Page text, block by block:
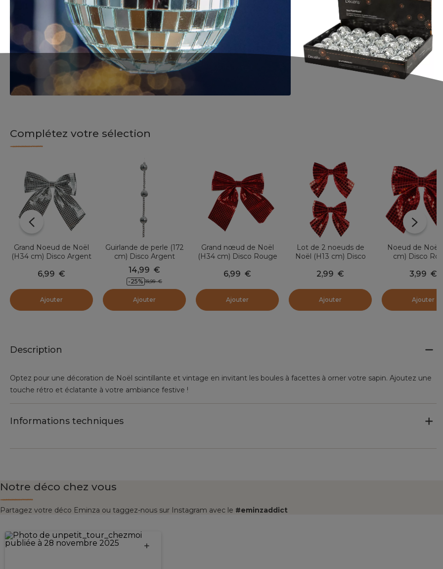
Complétez votre sélection
Grand Noeud de Noël
(H34 cm) Disco Argent
6,99 €
Ajouter
Guirlande de perle (172
cm) Disco Argent
14,99 €
-25% 19,99 €
Ajouter
Grand nœud de Noël
(H34 cm) Disco Rouge
6,99 €
Ajouter
Lot de 2 noeuds de
Noël (H13 cm) Disco
2,99 €
Ajouter
Noeud de Noël
cm) Disco
3,99 €
Ajouter
Description
Optez pour une décoration de Noël scintillante et vintage en invitant les boules à facettes à orner votre sapin. Ajoutez une
touche rétro et éclatante à votre ambiance festive !
Informations techniques
Notre déco chez vous
Partagez votre déco Eminza ou taggez-nous sur Instagram avec le